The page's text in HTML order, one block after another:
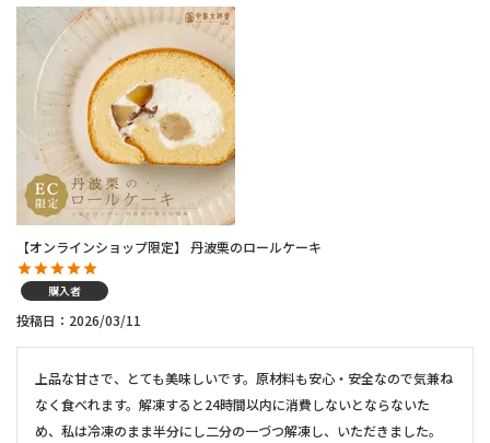
【オンラインショップ限定】 丹波栗のロールケーキ
購入者
投稿日 2026/03/11
上品な甘さで、とても美味しいです。原材料も安心・安全なので気兼ね
なく食べれます。解凍すると24時間以内に消費しないとならないた
め、私は冷凍のまま半分にし二分の一づつ解凍し、いただきました。